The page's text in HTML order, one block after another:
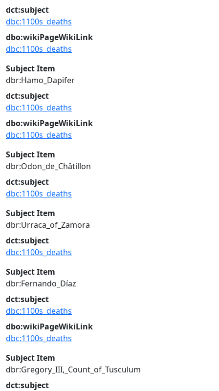
dct:subject
dbc:1100s_deaths
dbo:wikiPageWikiLink
dbc:1100s_deaths
Subject Item
dbr:Hamo_Dapifer
dct:subject
dbc:1100s_deaths
dbo:wikiPageWikiLink
dbc:1100s_deaths
Subject Item
dbr:Odon_de_Châtillon
dct:subject
dbc:1100s_deaths
Subject Item
dbr:Urraca_of_Zamora
dct:subject
dbc:1100s_deaths
Subject Item
dbr:Fernando_Díaz
dct:subject
dbc:1100s_deaths
dbo:wikiPageWikiLink
dbc:1100s_deaths
Subject Item
dbr:Gregory_III,_Count_of_Tusculum
dct:subject